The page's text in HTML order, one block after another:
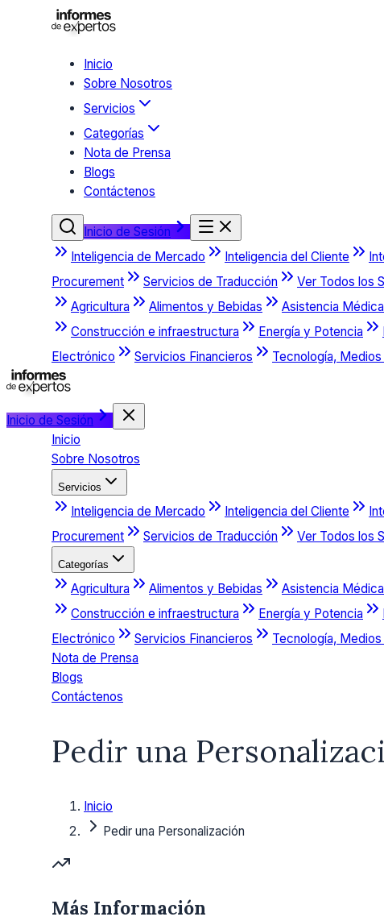
Inicio
Sobre Nosotros
Servicios
Categorías
Nota de Prensa
Blogs
Contáctenos
Inicio de Sesión
Inteligencia de Mercado
Inteligencia del Cliente
Procurement
Servicios de Traducción
Ver Todos los
Agricultura
Alimentos y Bebidas Asistencia
Construcción e infraestructura
Energía y Potencia
Electrónico
Servicios Financieros Tecnología,
Inicio de Sesión
Inicio
Sobre Nosotros
Servicios
Inteligencia de Mercado Inteligencia del Cliente
Procurement
Servicios de Traducción Ver Todos los
Categorías
Agricultura Alimentos y Bebidas Asistencia
Construcción e infraestructura
Energía y Potencia
Electrónico
Servicios Financieros Tecnología,
Nota de Prensa
Blogs
Contáctenos
Pedir una
Inicio
Pedir una Personalización
Más Información